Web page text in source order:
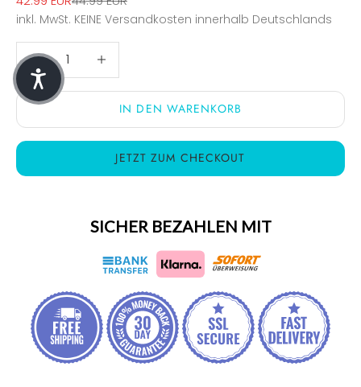
inkl. MwSt. KEINE Versandkosten innerhalb Deutschlands
Anzahl verringern
IN DEN WARENKORB
JETZT ZUM CHECKOUT
SICHER BEZAHLEN MIT